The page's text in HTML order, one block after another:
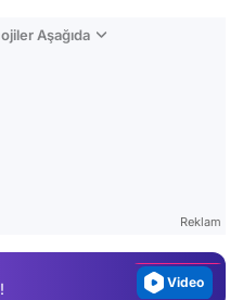
Aşağıda
Reklam
Video